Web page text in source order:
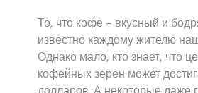
То, что кофе – вкусный и
известно каждому жителю
Однако мало, кто знает, что
кофейных зерен может